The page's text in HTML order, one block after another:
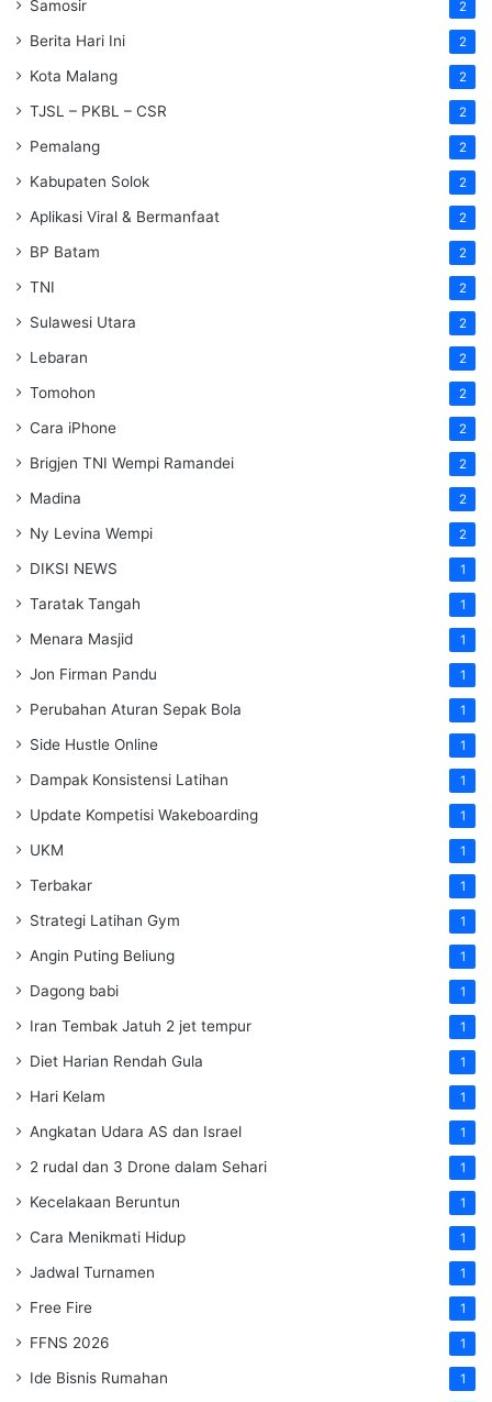
Samosir 2
Berita Hari Ini 2
Kota Malang 2
TJSL – PKBL – CSR 2
Pemalang 2
Kabupaten Solok 2
Aplikasi Viral & Bermanfaat 2
BP Batam 2
TNI 2
Sulawesi Utara 2
Lebaran 2
Tomohon 2
Cara iPhone 2
Brigjen TNI Wempi Ramandei 2
Madina 2
Ny Levina Wempi 2
DIKSI NEWS 1
Taratak Tangah 1
Menara Masjid 1
Jon Firman Pandu 1
Perubahan Aturan Sepak Bola 1
Side Hustle Online 1
Dampak Konsistensi Latihan 1
Update Kompetisi Wakeboarding 1
UKM 1
Terbakar 1
Strategi Latihan Gym 1
Angin Puting Beliung 1
Dagong babi 1
Iran Tembak Jatuh 2 jet tempur 1
Diet Harian Rendah Gula 1
Hari Kelam 1
Angkatan Udara AS dan Israel 1
2 rudal dan 3 Drone dalam Sehari 1
Kecelakaan Beruntun 1
Cara Menikmati Hidup 1
Jadwal Turnamen 1
Free Fire 1
FFNS 2026 1
Ide Bisnis Rumahan 1